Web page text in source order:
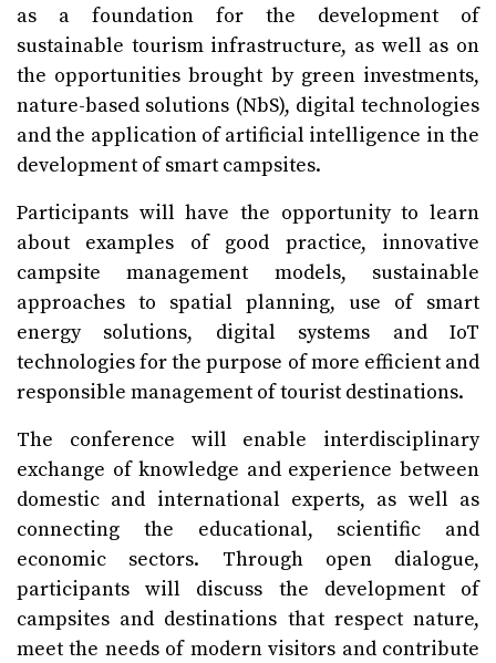
as a foundation for the development of
sustainable tourism infrastructure, as well as on
the opportunities brought by green investments,
nature-based solutions (NbS), digital technologies
and the application of artificial intelligence in the
development of smart campsites.
Participants will have the opportunity to learn
about examples of good practice, innovative
campsite management models, sustainable
approaches to spatial planning, use of smart
energy solutions, digital systems and IoT
technologies for the purpose of more efficient and
responsible management of tourist destinations.
The conference will enable interdisciplinary
exchange of knowledge and experience between
domestic and international experts, as well as
connecting the educational, scientific and
economic sectors. Through open dialogue,
participants will discuss the development of
campsites and destinations that respect nature,
meet the needs of modern visitors and contribute